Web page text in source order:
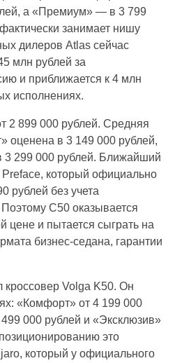
а «Премиум» — в 3 799
занимает нишу
дилеров Atlas сейчас
млн рублей за
и приближается к 4 млн
исполнениях.
2 899 000 рублей. Средняя
оценена в 3 149 000 рублей,
299 000 рублей. Ближайший
который официально
рублей без учета
C50 оказывается
цене и пытается сыграть на
бизнес-седана, гарантии
кроссовер Volga K50. Он
«Комфорт» от 4 199 000
000 рублей и «Эксклюзив»
это
который у официального